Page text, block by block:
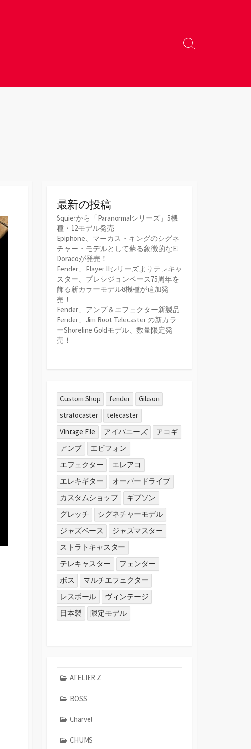
検
替
最新の投稿
Squierから「Paranormalシリーズ」5機
種・12モデル発売
Epiphone、マーカス・キングのシグネ
チャー・モデルとして蘇る象徴的なEl
Doradoが発売！
Fender、Player IIシリーズよりテレキャ
スター、プレシジョンベース75周年を
飾る新カラーモデル8機種が追加発
売！
Fender、アンプ＆エフェクター新製品
Fender、Jim Root Telecaster の新カラ
ーShoreline Goldモデル、数量限定発
売！
Custom Shop fender
Gibson
stratocaster
telecaster
Vintage File
アイバニーズ
アコギ
アンプ
エピフォン
エフェクター
エレアコ
エレキギター
オーバードライブ
カスタムショップ
ギブソン
グレッチ
シグネチャーモデル
ジャズベース
ジャズマスター
ストラトキャスター
テレキャスター
フェンダー
ボス
マルチエフェクター
レスポール
ヴィンテージ
日本製
限定モデル
ATELIER Z
BOSS
Charvel
CHUMS